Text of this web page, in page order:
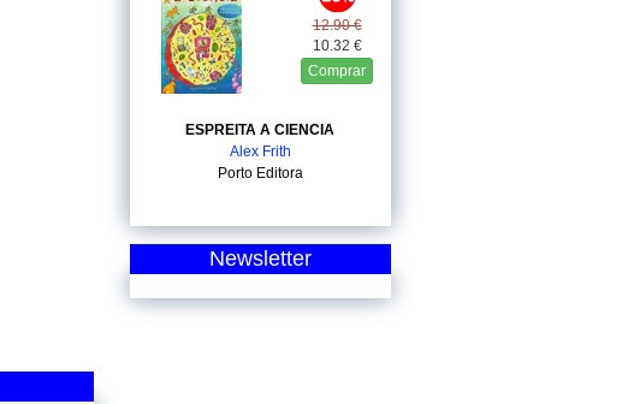
12.90 €
10.32 €
Comprar
ESPREITA A CIENCIA
Alex Frith
Porto Editora
Newsletter